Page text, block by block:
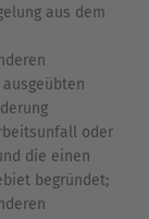
aus dem
oder
die einen
begründet;